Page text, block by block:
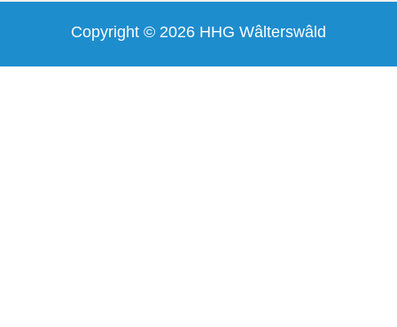
Copyright © 2026 HHG Wâlterswâld